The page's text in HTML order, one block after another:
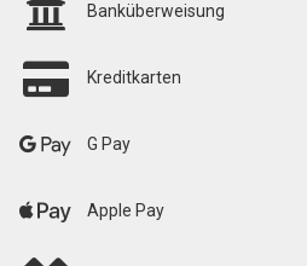
Banküberweisung
Kreditkarten
G Pay
Apple Pay